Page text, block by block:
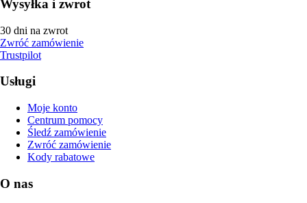
Wysyłka i zwrot
30 dni na zwrot
Zwróć zamówienie
Trustpilot
Usługi
Moje konto
Centrum pomocy
Śledź zamówienie
Zwróć zamówienie
Kody rabatowe
O nas